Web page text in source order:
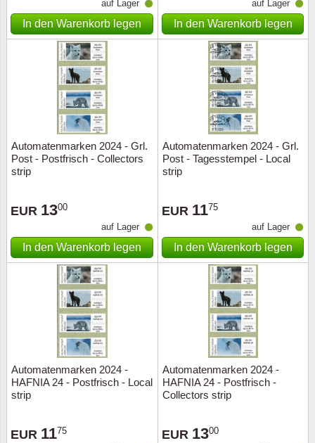
auf Lager
In den Warenkorb legen
auf Lager
In den Warenkorb legen
Automatenmarken 2024 - Grl.
Post - Postfrisch - Collectors
strip
EUR 1300
auf Lager
In den Warenkorb legen
Automatenmarken 2024 - Grl.
Post - Tagesstempel - Local
strip
EUR 1175
auf Lager
In den Warenkorb legen
Automatenmarken 2024 -
HAFNIA 24 - Postfrisch - Local
strip
EUR 1175
Automatenmarken 2024 -
HAFNIA 24 - Postfrisch -
Collectors strip
EUR 1300